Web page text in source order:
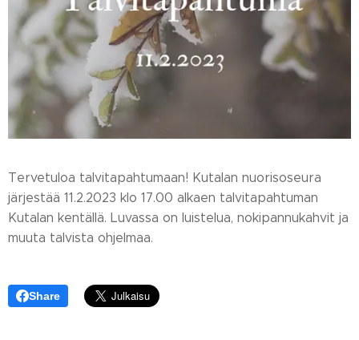
Tervetuloa talvitapahtumaan! Kutalan nuorisoseura
järjestää 11.2.2023 klo 17.00 alkaen talvitapahtuman
Kutalan kentällä. Luvassa on luistelua, nokipannukahvit ja
muuta talvista ohjelmaa.
Share